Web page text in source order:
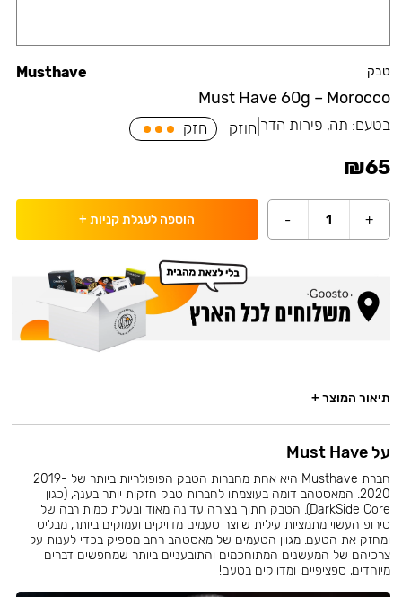
טבק
Must Have 60g – Morocco
Musthave
בטעם: תה, פירות הדר חוזק חזק
₪65
+
1
- הוספה לעגלת קניות +
תיאור המוצר +
על Must Have
חברת Musthave היא אחת מחברות הטבק הפופולריות ביותר של 2019-
2020. המאסטהב דומה בעוצמתו לחברות טבק חזקות יותר בענף, (כגון
DarkSide Core). הטבק חתוך בצורה עדינה מאוד ובעלת כמות רבה של
סירופ העשוי מתמציות עילית שיוצר טעמים מדויקים ועמוקים ביותר, מבליט
ומחזק את הטעם. מגוון הטעמים של מאסטהב רחב מספיק בכדי לענות על
צרכיהם של המעשנים המתוחכמים והתובעניים ביותר שמחפשים דברים
מיוחדים, ספציפיים, ומדויקים בטעם!